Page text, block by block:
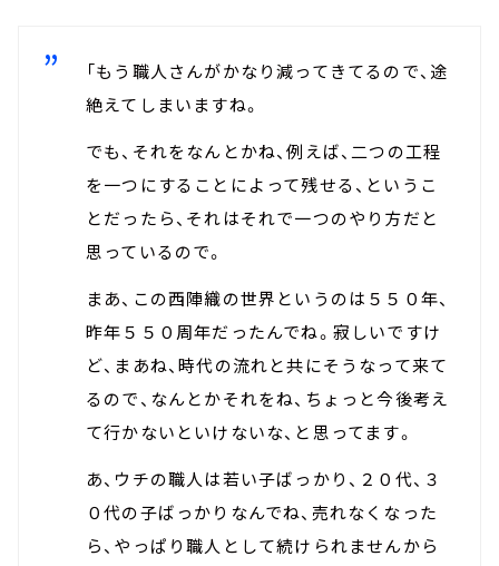
「もう職人さんがかなり減ってきてるので、途
絶えてしまいますね。
でも、それをなんとかね、例えば、二つの工程
を一つにすることによって残せる、というこ
とだったら、それはそれで一つのやり方だと
思っているので。
まあ、この西陣織の世界というのは５５０年、
昨年５５０周年だったんでね。寂しいですけ
ど、まあね、時代の流れと共にそうなって来て
るので、なんとかそれをね、ちょっと今後考え
て行かないといけないな、と思ってます。
あ、ウチの職人は若い子ばっかり、２０代、３
０代の子ばっかりなんでね、売れなくなった
ら、やっぱり職人として続けられませんから